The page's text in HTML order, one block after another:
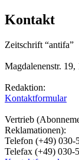
Kontakt
Zeitschrift “antifa”
Magdalenenstr.
Redaktion:
Kontaktformular
Vertrieb
Reklamationen):
Telefon (+49) 030-
Telefax (+49) 030-